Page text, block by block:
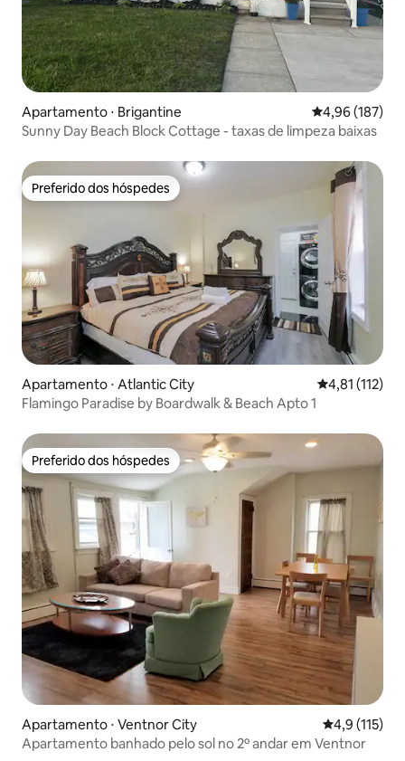
Apartamento ⋅ Brigantine 4,96 de uma
4,96 (187)
Sunny Day Beach Block Cottage - taxas de limpeza baixas
Preferido dos hóspedes
Preferido dos hóspedes
Apartamento ⋅ Atlantic City 4,81 de uma
4,81 (112)
Flamingo Paradise by Boardwalk & Beach Apto 1
Preferido dos hóspedes
Preferido dos hóspedes
Apartamento ⋅ Ventnor City 4,9 de uma
4,9 (115)
Apartamento banhado pelo sol no 2º andar em Ventnor